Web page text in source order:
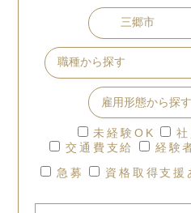
未経験OK
交通費支給
経験
急募
資格取得支援